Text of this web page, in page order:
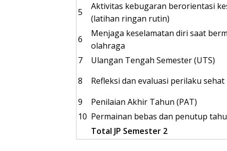
5
Aktivitas kebugaran berorientasi
(latihan ringan rutin)
6
Menjaga keselamatan diri saat
olahraga
7
Ulangan Tengah Semester (UTS)
8
Refleksi dan evaluasi perilaku sehat
9
Penilaian Akhir Tahun (PAT)
10 Permainan bebas dan penutup
Total JP Semester 2